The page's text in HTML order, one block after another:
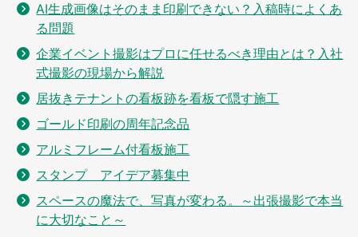
AI生成画像はそのまま印刷できない？入稿時によくあ
る問題
企業イベント撮影はプロに任せるべき理由とは？入社
式撮影の現場から解説
居抜きテナントの看板跡を看板で隠す施工
ゴールド印刷の周年記念品
アルミフレーム付看板施工
スタンプ アイデア募集中
スペースの魔法で、写真が変わる。～出張撮影で本当
に大切なこと～